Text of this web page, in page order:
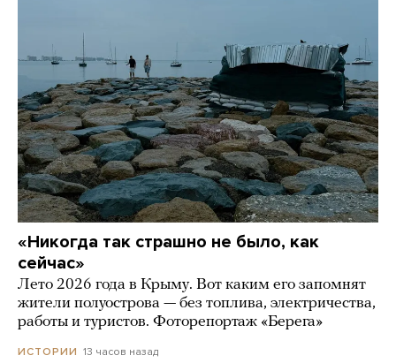
«Никогда так страшно не было, как
сейчас»
Лето 2026 года в Крыму. Вот каким его запомнят
жители полуострова — без топлива, электричества,
работы и туристов. Фоторепортаж «Берега»
ИСТОРИИ 13 часов назад